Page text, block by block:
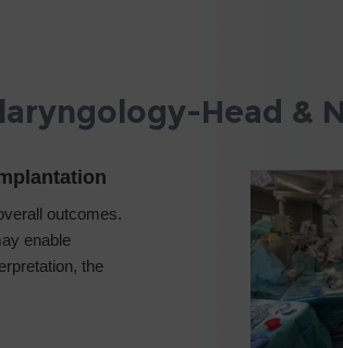
Head &
outcomes.
enable
the